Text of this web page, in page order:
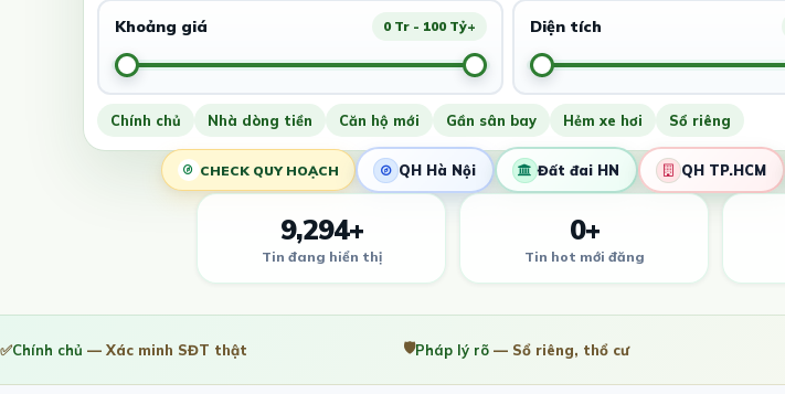
Khoảng giá 0 Tr - 100 Tỷ+ Diện tích
Chính chủ Nhà dòng tiền Căn hộ mới Gần sân bay Hẻm xe hơi Sổ riêng
CHECK QUY HOẠCH QH Hà Nội Đất đai HN QH TP.HCM
9,294+
Tin đang hiển thị
0+
Tin hot mới đăng
✅Chính chủ — Xác minh SĐT thật 🛡️Pháp lý rõ — Sổ riêng, thổ cư